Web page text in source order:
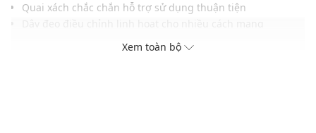
Quai xách chắc chắn hỗ trợ sử dụng thuận tiện
Ngăn chứa rộng rãi phù hợp vật dụng thường ngày
Phom túi cấu trúc giúp tổng thể gọn gàng cân đối
Xem toàn bộ